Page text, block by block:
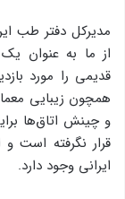
مدیرکل دفتر طب
از ما به عنوان
قدیمی را مورد
همچون زیبایی
و چینش اتاق‌ها
قرار نگرفته است
ایرانی وجود دارد.